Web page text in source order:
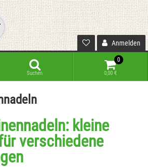
Anmelden
Suchen
0
0,00 €
kleine
verschiedene